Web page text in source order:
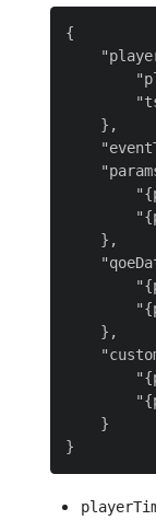
{
    },
    },
    },
    }